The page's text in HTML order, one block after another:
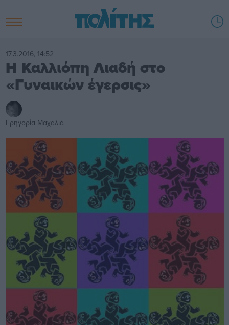
17.3.2016, 14:52
Η Καλλιόπη Λιαδή στο
«Γυναικών έγερσις»
Γρηγορία Μαχαλιά